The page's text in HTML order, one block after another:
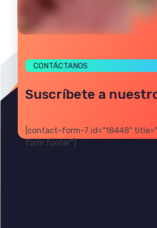
CONTÁCTANOS
Suscríbete a
[contact-form-7 id="18448"
form footer"]